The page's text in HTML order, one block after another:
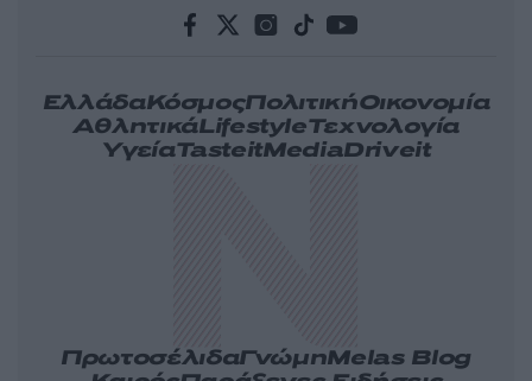
ΕλλάδαΚόσμοςΠολιτικήΟικονομία
ΑθλητικάLifestyleΤεχνολογία
ΥγείαTasteitMediaDriveit
ΠρωτοσέλιδαΓνώμηMelas Blog